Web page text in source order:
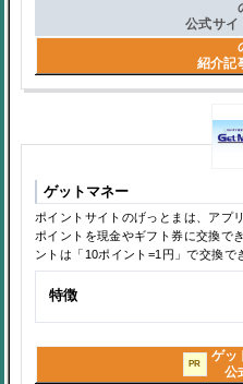
公式サイ
紹介記
ゲットマネー
ポイントサイトのげっとまは、アプ
ポイントを現金やギフト券に交換で
ントは「10ポイント=1円」で交換で
特徴
PR
ゲッ
公